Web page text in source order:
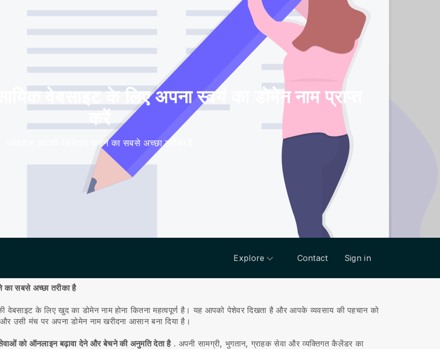
वेबसाइट के लिए अपना स्वयं का डोमेन नाम प्राप्त
करें
ब्लैकबेल आपकी वेबसाइट बनाने का सबसे अच्छा तरीका है
Explore Contact Sign in
का सबसे अच्छा तरीका है
के लिए खुद का डोमेन नाम होना कितना महत्वपूर्ण है। यह आपको पेशेवर दिखता है और आपके व्यवसाय की पहचान को
मंच पर अपना डोमेन नाम खरीदना आसान बना दिया है।
को ऑनलाइन बढ़ावा देने और बेचने की अनुमति देता है . अपनी सामग्री, भुगतान, ग्राहक सेवा और व्यक्तिगत कैलेंडर का